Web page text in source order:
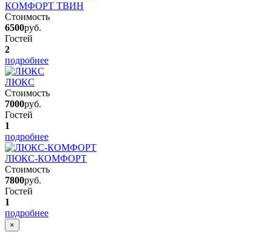
КОМФОРТ ТВИН
Стоимость
6500руб.
Гостей
2
подробнее
ЛЮКС
Стоимость
7000руб.
Гостей
1
подробнее
ЛЮКС-КОМФОРТ
Стоимость
7800руб.
Гостей
1
подробнее
×